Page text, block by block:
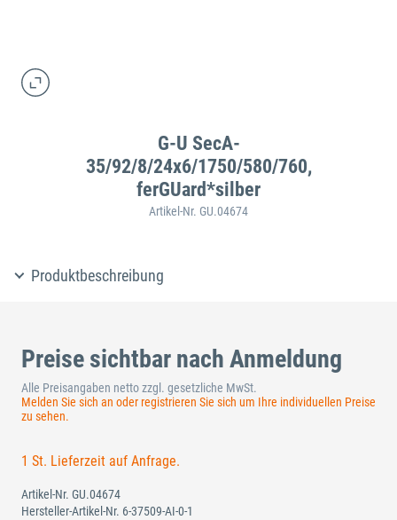
G-U SecA-
35/92/8/24x6/1750/580/760,
ferGUard*silber
Artikel-Nr. GU.04674
Produktbeschreibung
Preise sichtbar nach Anmeldung
Alle Preisangaben netto zzgl. gesetzliche MwSt.
Melden Sie sich an oder registrieren Sie sich um Ihre individuellen Preise
zu sehen.
1 St. Lieferzeit auf Anfrage.
Artikel-Nr. GU.04674
Hersteller-Artikel-Nr. 6-37509-AI-0-1